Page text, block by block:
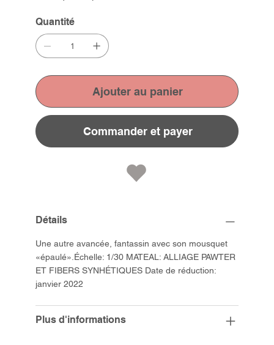
Quantité
Ajouter au panier
Commander et payer
Détails
Une autre avancée, fantassin avec son mousquet
«épaulé».Échelle: 1/30 MATEAL: ALLIAGE PAWTER
ET FIBERS SYNHÉTIQUES Date de réduction:
janvier 2022
Plus d'informations